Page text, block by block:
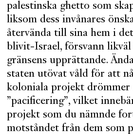
palestinska ghetto som
liksom dess invånares
återvända till sina hem i
blivit-Israel, försvann
gränsens upprättande.
staten utövat våld för att
koloniala projekt drömmer
”pacificering”, vilket
projekt som du nämnde
motståndet från dem som